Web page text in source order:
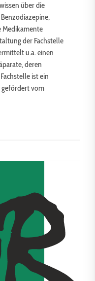
über die
Medikamente
der Fachstelle
u.a. einen
deren
ist ein
gefördert vom